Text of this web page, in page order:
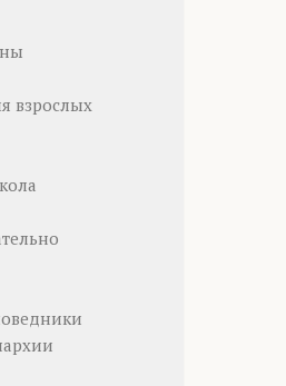
взрослых